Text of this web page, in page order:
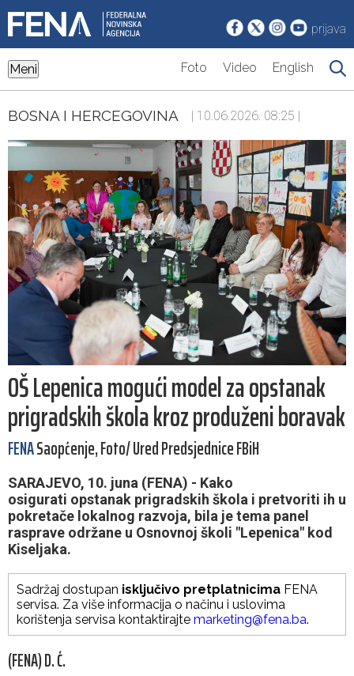
prijava
Meni Foto Video English
BOSNA I HERCEGOVINA | 10.06.2026. 08:25 |
OŠ Lepenica mogući model za opstanak
prigradskih škola kroz produženi boravak
FENASaopćenje, Foto/ Ured Predsjednice FBiH
SARAJEVO, 10. juna (FENA) - Kako
osigurati opstanak prigradskih škola i pretvoriti ih u
pokretače lokalnog razvoja, bila je tema panel
rasprave održane u Osnovnoj školi "Lepenica" kod
Kiseljaka.
Sadržaj dostupan isključivo pretplatnicima FENA
servisa. Za više informacija o načinu i uslovima
korištenja servisa kontaktirajte marketing@fena.ba.
(FENA) D. Ć.